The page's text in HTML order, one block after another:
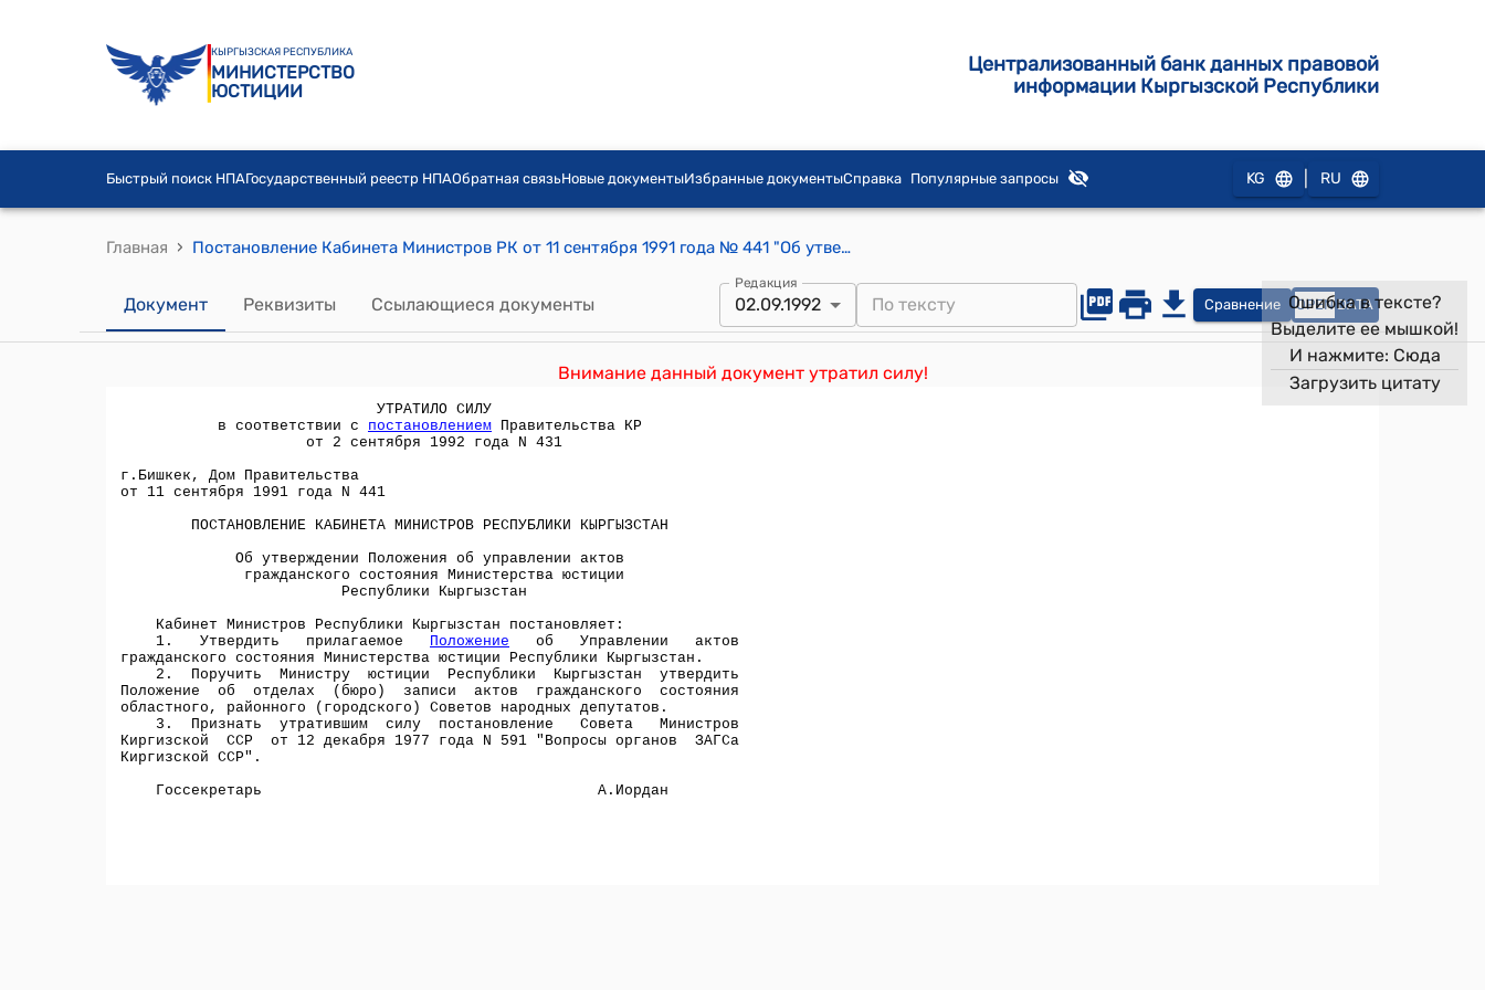
КЫРГЫЗСКАЯ РЕСПУБЛИКА
МИНИСТЕРСТВО
ЮСТИЦИИ
Централизованный банк данных правовой
информации Кыргызской Республики
Быстрый поиск НПАГосударственный реестр НПАОбратная связьНовые документыИзбранные документыСправка Популярные запросы KG RU
Главная › Постановление Кабинета Министров РК от 11 сентября 1991 года № 441 "Об утверждении положения об управлении актов гражданского состояния Министерства юстиции Республики Кыргызстан"
Документ Реквизиты Ссылающиеся документы
Редакция
02.09.1992 Сравнение OPEN DATA
Внимание данный документ утратил силу!
Ошибка в тексте?
Выделите ее мышкой!
И нажмите: Сюда
Загрузить цитату